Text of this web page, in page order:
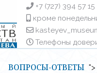
+7 (727) 394 57 15
кроме
Телефоны доверия
ВОПРОСЫ-ОТВЕТЫ ">